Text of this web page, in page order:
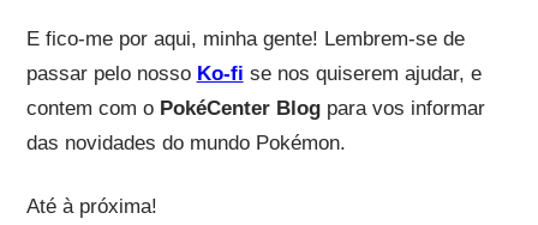
E fico-me por aqui, minha gente! Lembrem-se de
passar pelo nosso Ko-fi se nos quiserem ajudar, e
contem com o PokéCenter Blogpara vos informar
das novidades do mundo Pokémon.
Até à próxima!